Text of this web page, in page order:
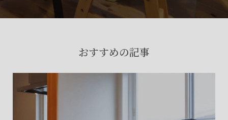
おすすめの記事
ご相談はこちら